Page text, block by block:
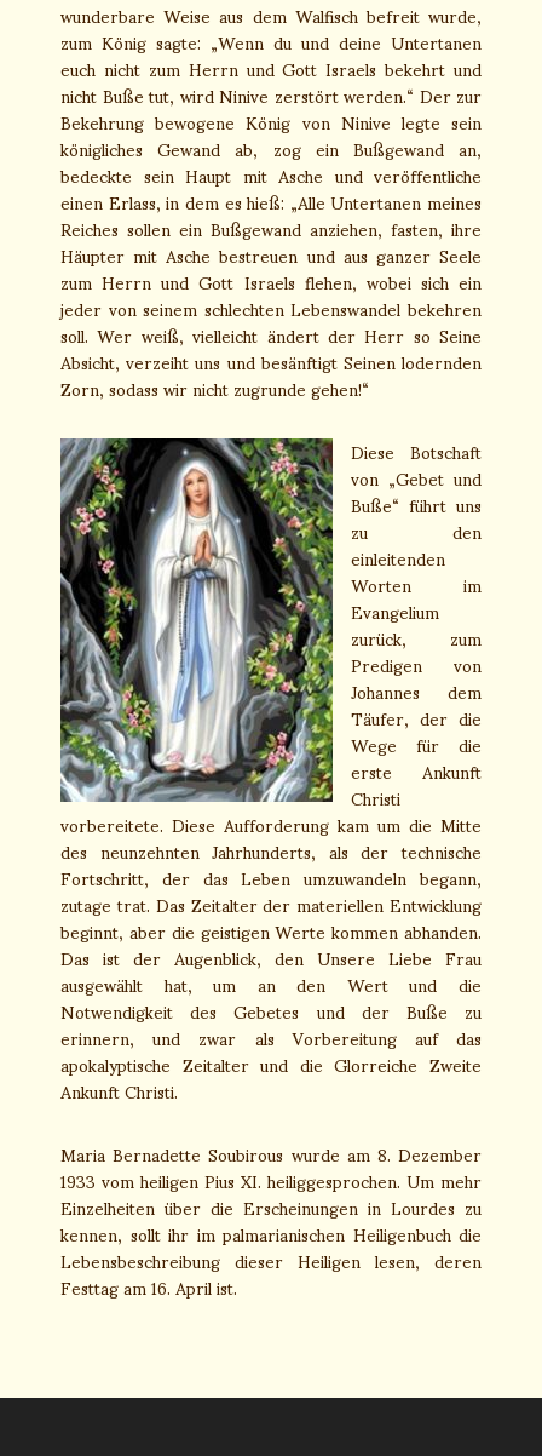
wunderbare Weise aus dem Walfisch befreit wurde,
zum König sagte: „Wenn du und deine Untertanen
euch nicht zum Herrn und Gott Israels bekehrt und
nicht Buße tut, wird Ninive zerstört werden.“ Der zur
Bekehrung bewogene König von Ninive legte sein
königliches Gewand ab, zog ein Bußgewand an,
bedeckte sein Haupt mit Asche und veröffentliche
einen Erlass, in dem es hieß: „Alle Untertanen meines
Reiches sollen ein Bußgewand anziehen, fasten, ihre
Häupter mit Asche bestreuen und aus ganzer Seele
zum Herrn und Gott Israels flehen, wobei sich ein
jeder von seinem schlechten Lebenswandel bekehren
soll. Wer weiß, vielleicht ändert der Herr so Seine
Absicht, verzeiht uns und besänftigt Seinen lodernden
Zorn, sodass wir nicht zugrunde gehen!“
Diese Botschaft
von „Gebet und
Buße“ führt uns
zu den
einleitenden
Worten im
Evangelium
zurück, zum
Predigen von
Johannes dem
Täufer, der die
Wege für die
erste Ankunft
Christi
vorbereitete. Diese Aufforderung kam um die Mitte
des neunzehnten Jahrhunderts, als der technische
Fortschritt, der das Leben umzuwandeln begann,
zutage trat. Das Zeitalter der materiellen Entwicklung
beginnt, aber die geistigen Werte kommen abhanden.
Das ist der Augenblick, den Unsere Liebe Frau
ausgewählt hat, um an den Wert und die
Notwendigkeit des Gebetes und der Buße zu
erinnern, und zwar als Vorbereitung auf das
apokalyptische Zeitalter und die Glorreiche Zweite
Ankunft Christi.
Maria Bernadette Soubirous wurde am 8. Dezember
1933 vom heiligen Pius XI. heiliggesprochen. Um mehr
Einzelheiten über die Erscheinungen in Lourdes zu
kennen, sollt ihr im palmarianischen Heiligenbuch die
Lebensbeschreibung dieser Heiligen lesen, deren
Festtag am 16. April ist.